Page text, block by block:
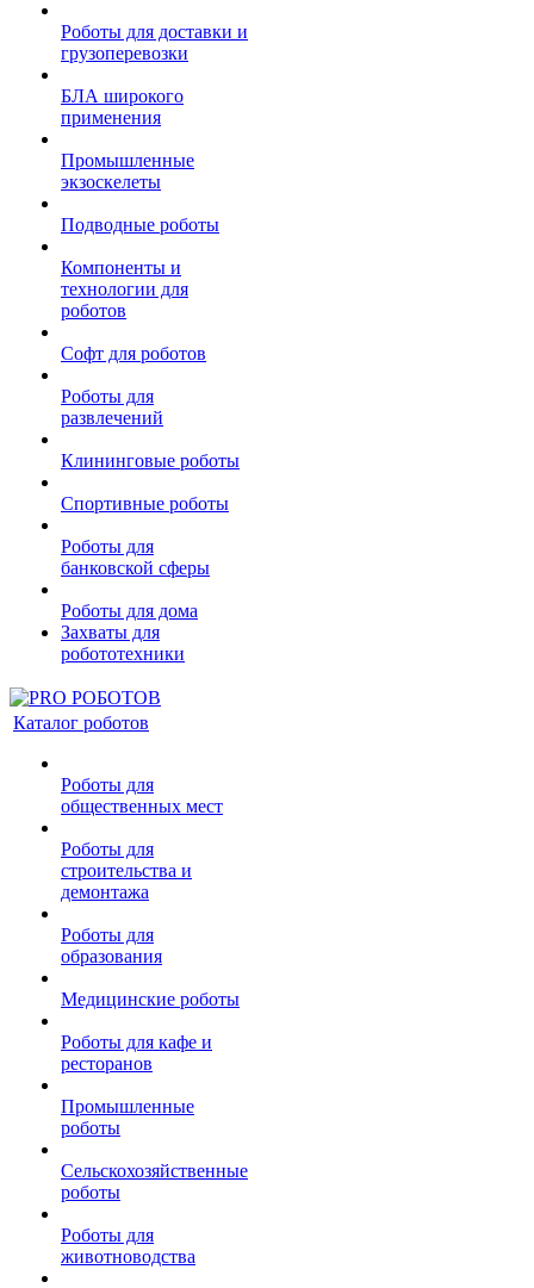
Роботы для доставки и
грузоперевозки
БЛА широкого
применения
Промышленные
экзоскелеты
Подводные роботы
Компоненты и
технологии для
роботов
Софт для роботов
Роботы для
развлечений
Клининговые роботы
Спортивные роботы
Роботы для
банковской сферы
Роботы для дома
Захваты для
робототехники
Каталог роботов
Роботы для
общественных мест
Роботы для
строительства и
демонтажа
Роботы для
образования
Медицинские роботы
Роботы для кафе и
ресторанов
Промышленные
роботы
Сельскохозяйственные
роботы
Роботы для
животноводства